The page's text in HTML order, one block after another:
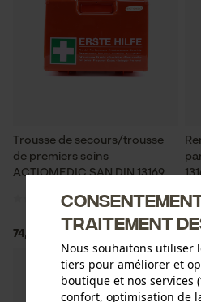
Trousse de secours/trousse
de premiers soins
ACTIOMEDIC SAN DIN 13169
74,90 €*
traitement
Nous souhaitons utiliser
tiers pour améliorer et
boutique et nos services
confort, optimisation de